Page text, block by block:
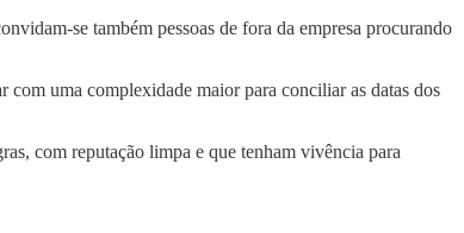
se também pessoas de fora da empresa procurando
uma complexidade maior para conciliar as datas dos
com reputação limpa e que tenham vivência para